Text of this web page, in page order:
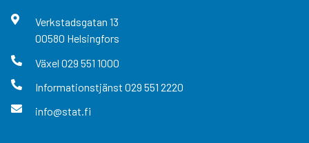
Verkstadsgatan 13
00580 Helsingfors
Växel 029 551 1000
Informationstjänst 029 551 2220
info@stat.fi